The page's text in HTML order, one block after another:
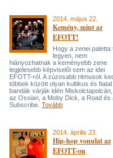
2014. május 22.
Kemény, mint az
EFOTT!
Hogy a zenei paletta
legyen, nem
hiányozhatnak a keményebb zene
legjelesebb képviselői sem az idei
EFOTT-ról. A zúzosabb ritmusok
többek között olyan kultikus és fiatal
bandák várják idén
az Ossian, a Moby Dick, a Road és
Subscribe. Tovább
2014. április 23.
Hip-hop vonulat az
EFOTT-on